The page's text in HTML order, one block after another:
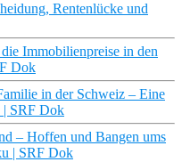
Rentenlücke und
Immobilienpreise in den
Dok
in der Schweiz – Eine
| SRF Dok
– Hoffen und Bangen ums
| SRF Dok